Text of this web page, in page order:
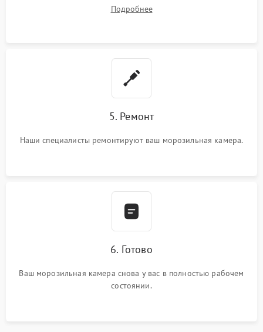
Подробнее
5. Ремонт
Наши специалисты ремонтируют ваш морозильная камера.
6. Готово
Ваш морозильная камера снова у вас в полностью рабочем
состоянии.